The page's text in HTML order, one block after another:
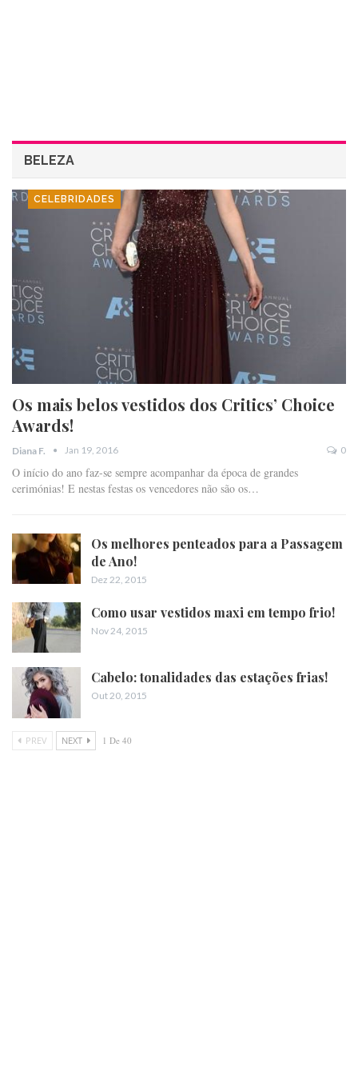
BELEZA
CELEBRIDADES
Os mais belos vestidos dos Critics’ Choice
Awards!
Diana F. Jan 19, 2016 0
O início do ano faz-se sempre acompanhar da época de grandes
cerimónias! E nestas festas os vencedores não são os…
Os melhores penteados para a Passagem
de Ano!
Dez 22, 2015
Como usar vestidos maxi em tempo frio!
Nov 24, 2015
Cabelo: tonalidades das estações frias!
Out 20, 2015
PREV NEXT 1 De 40